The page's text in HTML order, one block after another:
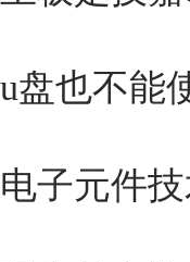
u盘也不能
电子元件